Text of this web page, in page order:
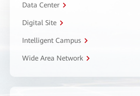
Data Center
Digital Site
Intelligent Campus
Wide Area Network